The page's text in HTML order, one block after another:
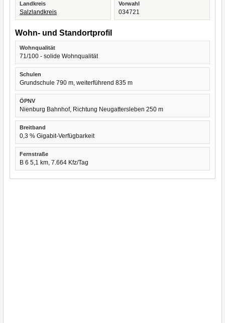
Landkreis
Salzlandkreis
Vorwahl
034721
Wohn- und Standortprofil
Wohnqualität
71/100 - solide Wohnqualität
Schulen
Grundschule 790 m, weiterführend 835 m
ÖPNV
Nienburg Bahnhof, Richtung Neugattersleben 250 m
Breitband
0,3 % Gigabit-Verfügbarkeit
Fernstraße
B 6 5,1 km, 7.664 Kfz/Tag